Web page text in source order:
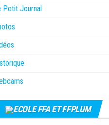
Petit Journal
ECOLE FFA ET FFPLUM